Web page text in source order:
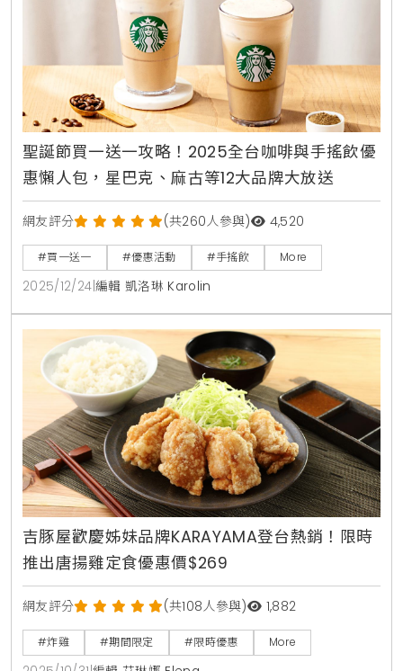
聖誕節買一送一攻略！2025全台咖啡與手搖飲優
惠懶人包，星巴克、麻古等12大品牌大放送
網友評分 (共260人參與) 4,520
#買一送一 #優惠活動 #手搖飲 More
2025/12/24 編輯 凱洛琳 Karolin
吉豚屋歡慶姊妹品牌KARAYAMA登台熱銷！限時
推出唐揚雞定食優惠價$269
網友評分 (共108人參與) 1,882
#炸雞 #期間限定 #限時優惠 More